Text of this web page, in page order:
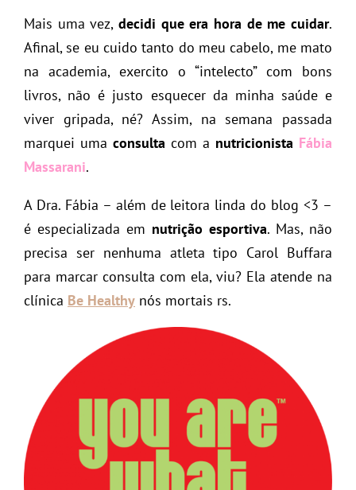
Mais uma vez, decidi que era hora de me cuidar.
Afinal, se eu cuido tanto do meu cabelo, me mato
na academia, exercito o “intelecto” com bons
livros, não é justo esquecer da minha saúde e
viver gripada, né? Assim, na semana passada
marquei uma consulta com a nutricionista Fábia
Massarani.
A Dra. Fábia – além de leitora linda do blog <3 –
é especializada em nutrição esportiva. Mas, não
precisa ser nenhuma atleta tipo Carol Buffara
para marcar consulta com ela, viu? Ela atende na
clínica Be Healthy nós mortais rs.